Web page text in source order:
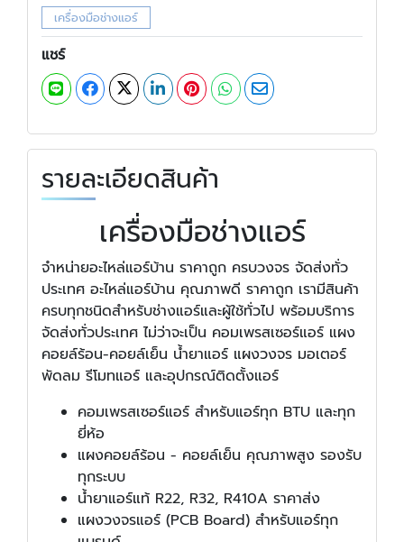
เครื่องมือช่างแอร์
แชร์
รายละเอียดสินค้า
เครื่องมือช่างแอร์
จำหน่ายอะไหล่แอร์บ้าน ราคาถูก ครบวงจร จัดส่งทั่ว
ประเทศ อะไหล่แอร์บ้าน คุณภาพดี ราคาถูก เรามีสินค้า
ครบทุกชนิดสำหรับช่างแอร์และผู้ใช้ทั่วไป พร้อมบริการ
จัดส่งทั่วประเทศ ไม่ว่าจะเป็น คอมเพรสเซอร์แอร์ แผง
คอยล์ร้อน-คอยล์เย็น น้ำยาแอร์ แผงวงจร มอเตอร์
พัดลม รีโมทแอร์ และอุปกรณ์ติดตั้งแอร์
คอมเพรสเซอร์แอร์ สำหรับแอร์ทุก BTU และทุก
ยี่ห้อ
แผงคอยล์ร้อน - คอยล์เย็น คุณภาพสูง รองรับ
ทุกระบบ
น้ำยาแอร์แท้ R22, R32, R410A ราคาส่ง
แผงวงจรแอร์ (PCB Board) สำหรับแอร์ทุก